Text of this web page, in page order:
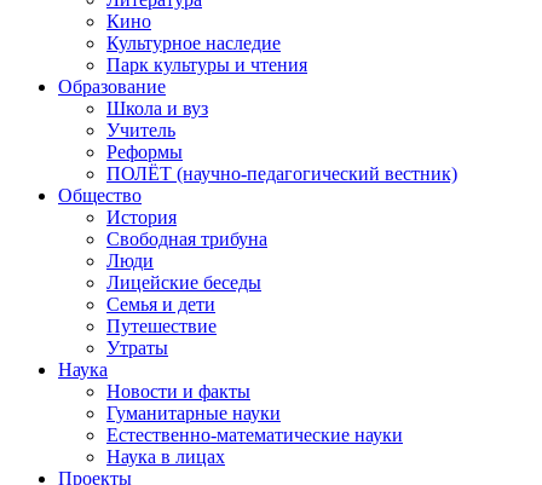
Кино
Культурное наследие
Парк культуры и чтения
Образование
Школа и вуз
Учитель
Реформы
ПОЛЁТ (научно-педагогический вестник)
Общество
История
Свободная трибуна
Люди
Лицейские беседы
Семья и дети
Путешествие
Утраты
Наука
Новости и факты
Гуманитарные науки
Естественно-математические науки
Наука в лицах
Проекты